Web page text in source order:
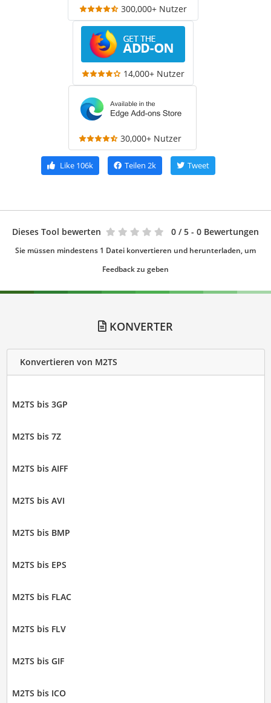
300,000+ Nutzer
14,000+ Nutzer
30,000+ Nutzer
Like 106k Teilen 2k Tweet
Dieses Tool bewerten 0 / 5 - 0 Bewertungen
Sie müssen mindestens 1 Datei konvertieren und herunterladen, um
Feedback zu geben
KONVERTER
Konvertieren von M2TS
M2TS bis 3GP
M2TS bis 7Z
M2TS bis AIFF
M2TS bis AVI
M2TS bis BMP
M2TS bis EPS
M2TS bis FLAC
M2TS bis FLV
M2TS bis GIF
M2TS bis ICO